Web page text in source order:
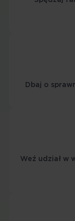
Dbaj o
Weź udział w